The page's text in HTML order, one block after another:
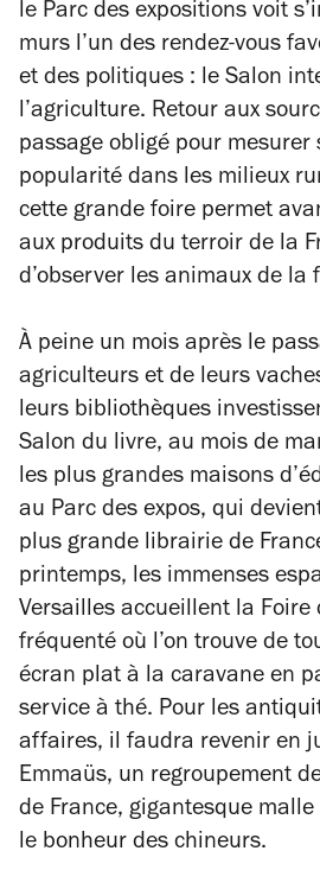
le Parc des expositions voit
murs l’un des rendez-vous
et des politiques : le Salon
l’agriculture. Retour aux
passage obligé pour mesurer
popularité dans les milieux
cette grande foire permet
aux produits du terroir de la
d’observer les animaux de la
À peine un mois après le
agriculteurs et de leurs
leurs bibliothèques
Salon du livre, au mois de
les plus grandes maisons
au Parc des expos, qui
plus grande librairie de
printemps, les immenses
Versailles accueillent la Foire
fréquenté où l’on trouve de
écran plat à la caravane en
service à thé. Pour les
affaires, il faudra revenir en
Emmaüs, un regroupement
de France, gigantesque
le bonheur des chineurs.